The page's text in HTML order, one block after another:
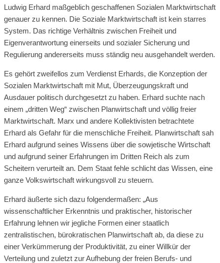
Ludwig Erhard maßgeblich geschaffenen Sozialen Marktwirtschaft
genauer zu kennen. Die Soziale Marktwirtschaft ist kein starres
System. Das richtige Verhältnis zwischen Freiheit und
Eigenverantwortung einerseits und sozialer Sicherung und
Regulierung andererseits muss ständig neu ausgehandelt werden.
Es gehört zweifellos zum Verdienst Erhards, die Konzeption der
Sozialen Marktwirtschaft mit Mut, Überzeugungskraft und
Ausdauer politisch durchgesetzt zu haben. Erhard suchte nach
einem „dritten Weg“ zwischen Planwirtschaft und völlig freier
Marktwirtschaft. Marx und andere Kollektivisten betrachtete
Erhard als Gefahr für die menschliche Freiheit. Planwirtschaft sah
Erhard aufgrund seines Wissens über die sowjetische Wirtschaft
und aufgrund seiner Erfahrungen im Dritten Reich als zum
Scheitern verurteilt an. Dem Staat fehle schlicht das Wissen, eine
ganze Volkswirtschaft wirkungsvoll zu steuern.
Erhard äußerte sich dazu folgendermaßen: „Aus
wissenschaftlicher Erkenntnis und praktischer, historischer
Erfahrung lehnen wir jegliche Formen einer staatlich
zentralistischen, bürokratischen Planwirtschaft ab, da diese zu
einer Verkümmerung der Produktivität, zu einer Willkür der
Verteilung und zuletzt zur Aufhebung der freien Berufs- und